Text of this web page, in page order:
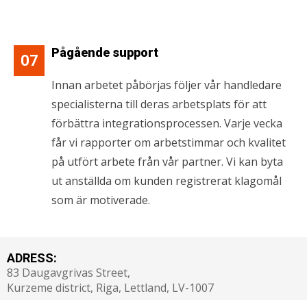
07 Pågående support
Innan arbetet påbörjas följer vår handledare
specialisterna till deras arbetsplats för att
förbättra integrationsprocessen. Varje vecka
får vi rapporter om arbetstimmar och kvalitet
på utfört arbete från vår partner. Vi kan byta
ut anställda om kunden registrerat klagomål
som är motiverade.
ADRESS:
83 Daugavgrivas Street,
Kurzeme district, Riga, Lettland, LV-1007